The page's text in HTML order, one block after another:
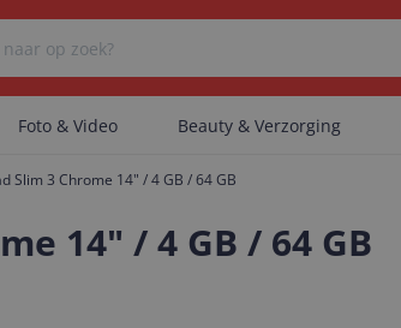
Foto & Video Beauty & Verzorging
Slim 3 Chrome 14" / 4 GB / 64 GB
14" / 4 GB / 64 GB